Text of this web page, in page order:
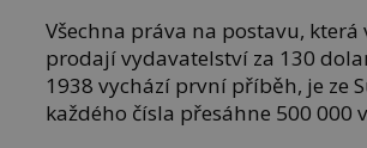
Všechna práva na postavu,
prodají vydavatelství za 130
1938 vychází první příběh, je ze
každého čísla přesáhne 500 000